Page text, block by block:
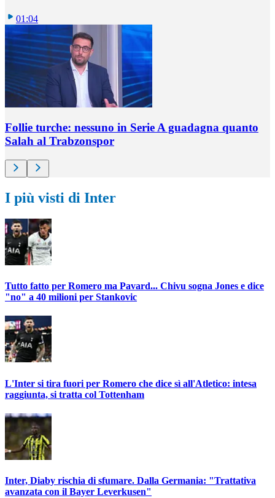
01:04
Follie turche: nessuno in Serie A guadagna quanto
Salah al Trabzonspor
I più visti di Inter
Tutto fatto per Romero ma Pavard... Chivu sogna Jones e dice
"no" a 40 milioni per Stankovic
L'Inter si tira fuori per Romero che dice sì all'Atletico: intesa
raggiunta, si tratta col Tottenham
Inter, Diaby rischia di sfumare. Dalla Germania: "Trattativa
avanzata con il Bayer Leverkusen"